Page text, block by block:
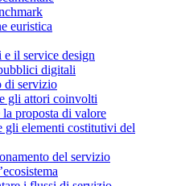
euristica
e il service design
digitali
di servizio
gli attori coinvolti
proposta di valore
gli elementi costitutivi del
del servizio